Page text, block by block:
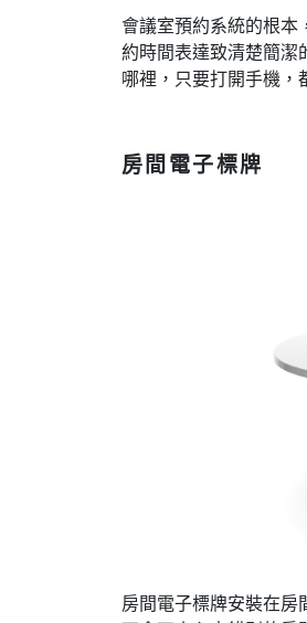
會議室預約系統的根
約時間表達致清楚簡潔
哪裡，只要打開手機，
房間電子標牌
房間電子標牌安裝在